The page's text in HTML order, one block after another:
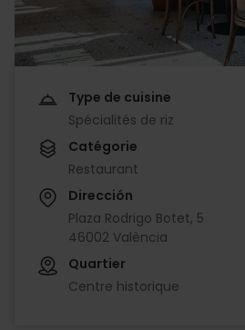
Type de cuisine
Spécialités de riz
Catégorie
Restaurant
Dirección
Plaza Rodrigo Botet, 5
46002 València
Quartier
Centre historique